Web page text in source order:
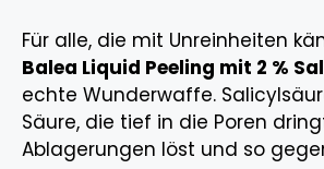
Für alle, die mit Unreinheiten
Balea Liquid Peeling mit 2 %
echte Wunderwaffe.
Säure, die tief in die Poren
Ablagerungen löst und so